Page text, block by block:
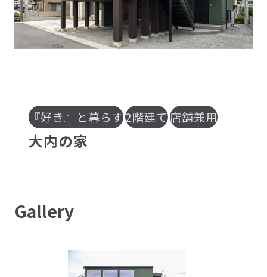
『好き』と暮らす2階建て店舗兼用
大内の家
Gallery